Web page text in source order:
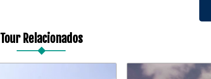
Tour Relacionados